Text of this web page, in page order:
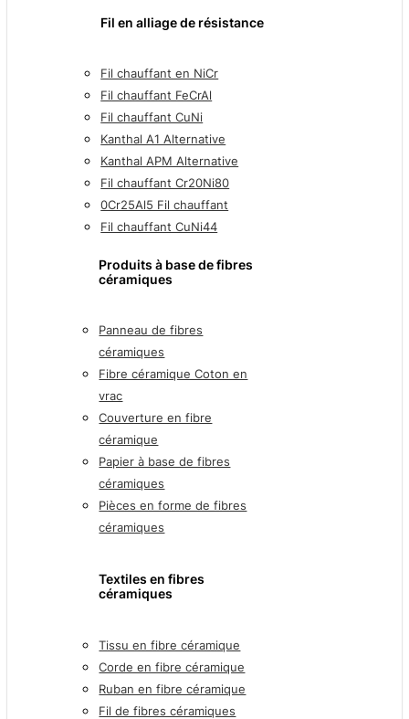
Fil en alliage de résistance
Fil chauffant en NiCr
Fil chauffant FeCrAl
Fil chauffant CuNi
Kanthal A1 Alternative
Kanthal APM Alternative
Fil chauffant Cr20Ni80
0Cr25Al5 Fil chauffant
Fil chauffant CuNi44
Produits à base de fibres
céramiques
Panneau de fibres
céramiques
Fibre céramique Coton en
vrac
Couverture en fibre
céramique
Papier à base de fibres
céramiques
Pièces en forme de fibres
céramiques
Textiles en fibres
céramiques
Tissu en fibre céramique
Corde en fibre céramique
Ruban en fibre céramique
Fil de fibres céramiques